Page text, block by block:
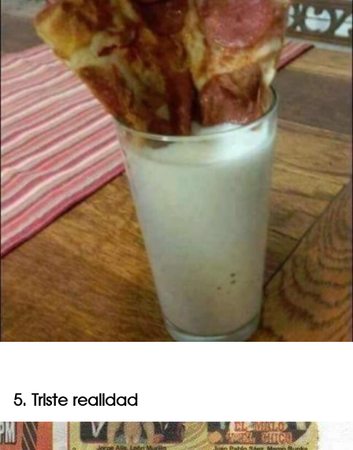
5. Triste realidad